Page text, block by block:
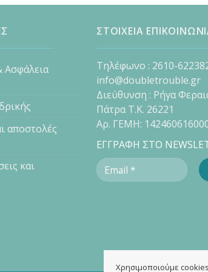
Ασφάλεια
αποστολές
και
ΣΤΟΙΧΕΙΑ
Τηλέφωνο : 2610-
info@doubletrouble.gr
Διεύθυνση : Ρήγα
Πάτρα Τ.Κ. 26221
Αρ. ΓΕΜΗ:
ΕΓΓΡΑΦΗ ΣΤΟ
Χρησιμοποιούμε